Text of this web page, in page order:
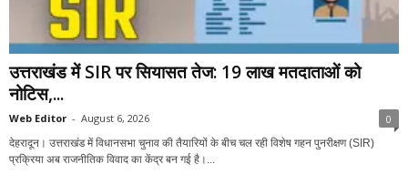
उत्तराखंड में SIR पर सियासत तेज: 19 लाख मतदाताओं को
नोटिस,...
Web Editor - August 6, 2026 0
देहरादून। उत्तराखंड में विधानसभा चुनाव की तैयारियों के बीच चल रही विशेष गहन पुनरीक्षण (SIR)
प्रक्रिया अब राजनीतिक विवाद का केंद्र बन गई है।...